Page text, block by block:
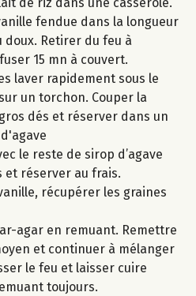
fendue dans la longueur
Retirer du feu à
15 mn à couvert.
laver rapidement sous le
un torchon. Couper la
dés et réserver dans un
le reste de sirop d’agave
et réserver au frais.
récupérer les graines
agar en remuant. Remettre
et continuer à mélanger
le feu et laisser cuire
toujours.